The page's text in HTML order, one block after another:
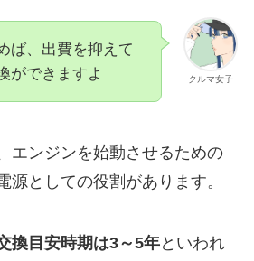
クルマ女子
ば、出費を抑えて
ができますよ
エンジンを始動させるための
源としての役割があります。
換目安時期は3～5年といわれ